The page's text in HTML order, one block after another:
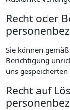
Recht oder
Sie können
Berichtigung
uns
Recht auf